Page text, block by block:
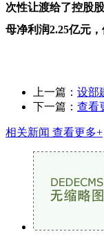
次性让渡给了控股
母净利润2.25亿元
上一篇： 设部
下一篇： 查看
相关新闻 查看更多+